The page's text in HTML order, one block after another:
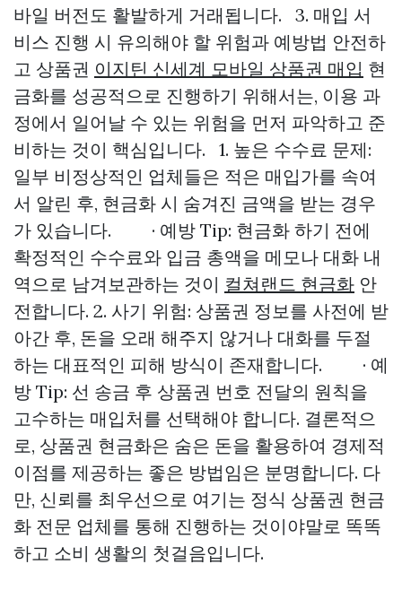
바일 버전도 활발하게 거래됩니다. 3. 매입 서
비스 진행 시 유의해야 할 위험과 예방법 안전하
고 상품권 이지틴 신세계 모바일 상품권 매입 현
금화를 성공적으로 진행하기 위해서는, 이용 과
정에서 일어날 수 있는 위험을 먼저 파악하고 준
비하는 것이 핵심입니다. 1. 높은 수수료 문제:
일부 비정상적인 업체들은 적은 매입가를 속여
서 알린 후, 현금화 시 숨겨진 금액을 받는 경우
가 있습니다. · 예방 Tip: 현금화 하기 전에
확정적인 수수료와 입금 총액을 메모나 대화 내
역으로 남겨보관하는 것이 컬쳐랜드 현금화 안
전합니다. 2. 사기 위험: 상품권 정보를 사전에 받
아간 후, 돈을 오래 해주지 않거나 대화를 두절
하는 대표적인 피해 방식이 존재합니다. · 예
방 Tip: 선 송금 후 상품권 번호 전달의 원칙을
고수하는 매입처를 선택해야 합니다. 결론적으
로, 상품권 현금화은 숨은 돈을 활용하여 경제적
이점를 제공하는 좋은 방법임은 분명합니다. 다
만, 신뢰를 최우선으로 여기는 정식 상품권 현금
화 전문 업체를 통해 진행하는 것이야말로 똑똑
하고 소비 생활의 첫걸음입니다.